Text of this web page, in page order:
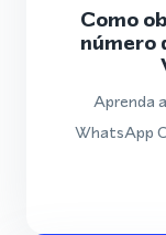
Como
número
Aprenda
WhatsApp